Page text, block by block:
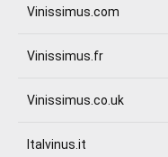
Vinissimus.com
Vinissimus.fr
Vinissimus.co.uk
Italvinus.it